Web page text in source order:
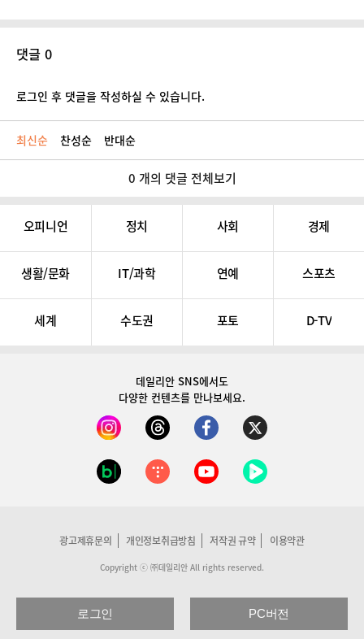
댓글 0
로그인 후 댓글을 작성하실 수 있습니다.
최신순 찬성순 반대순
0 개의 댓글 전체보기
오피니언 정치 사회 경제
생활/문화 IT/과학 연예 스포츠
세계 수도권 포토 D-TV
데일리안 SNS에서도
다양한 컨텐츠를 만나보세요.
광고제휴문의 개인정보취급방침 저작권 규약 이용약관
Copyright ⓒ ㈜데일리안 All rights reserved.
로그인 PC버전